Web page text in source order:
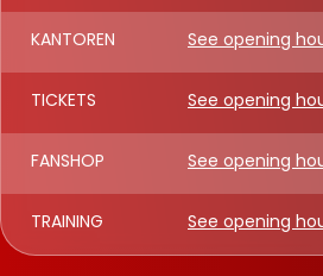
KANTOREN See opening
TICKETS See opening
FANSHOP See opening
TRAINING See opening